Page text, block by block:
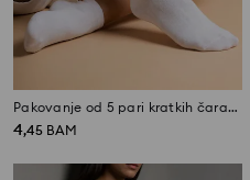
Pakovanje od 5 pari kratkih čarapa
4,45 BAM